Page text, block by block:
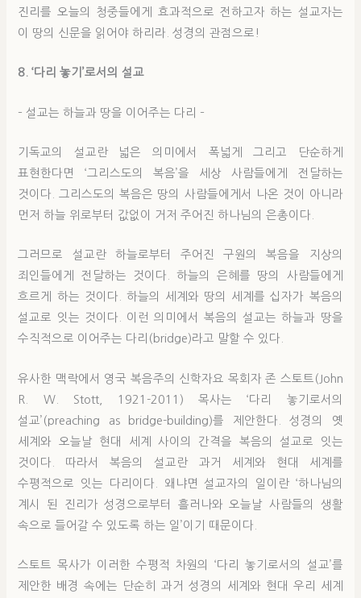
진리를 오늘의 청중들에게 효과적으로 전하고자 하는 설교자는
이 땅의 신문을 읽어야 하리라. 성경의 관점으로!
8. ‘다리 놓기’로서의 설교
– 설교는 하늘과 땅을 이어주는 다리 –
기독교의 설교란 넓은 의미에서 폭넓게 그리고 단순하게
표현한다면 ‘그리스도의 복음’을 세상 사람들에게 전달하는
것이다. 그리스도의 복음은 땅의 사람들에게서 나온 것이 아니라
먼저 하늘 위로부터 값없이 거저 주어진 하나님의 은총이다.
그러므로 설교란 하늘로부터 주어진 구원의 복음을 지상의
죄인들에게 전달하는 것이다. 하늘의 은혜를 땅의 사람들에게
흐르게 하는 것이다. 하늘의 세계와 땅의 세계를 십자가 복음의
설교로 잇는 것이다. 이런 의미에서 복음의 설교는 하늘과 땅을
수직적으로 이어주는 다리(bridge)라고 말할 수 있다.
유사한 맥락에서 영국 복음주의 신학자요 목회자 존 스토트(John
R. W. Stott, 1921-2011) 목사는 ‘다리 놓기로서의
설교’(preaching as bridge-building)를 제안한다. 성경의 옛
세계와 오늘날 현대 세계 사이의 간격을 복음의 설교로 잇는
것이다. 따라서 복음의 설교란 과거 세계와 현대 세계를
수평적으로 잇는 다리이다. 왜냐면 설교자의 일이란 ‘하나님의
계시 된 진리가 성경으로부터 흘러나와 오늘날 사람들의 생활
속으로 들어갈 수 있도록 하는 일’이기 때문이다.
스토트 목사가 이러한 수평적 차원의 ‘다리 놓기로서의 설교’를
제안한 배경 속에는 단순히 과거 성경의 세계와 현대 우리 세계